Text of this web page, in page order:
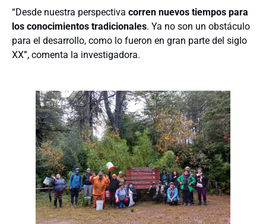
“Desde nuestra perspectiva corren nuevos tiempos para
los conocimientos tradicionales. Ya no son un obstáculo
para el desarrollo, como lo fueron en gran parte del siglo
XX”, comenta la investigadora.